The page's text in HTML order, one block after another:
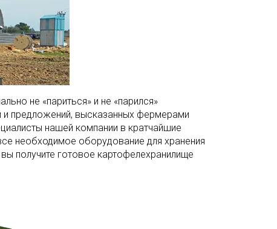
не «париться» и не «парился»
предложений, высказанных фермерами
нашей компании в кратчайшие
необходимое оборудование для хранения
получите готовое картофелехранилище